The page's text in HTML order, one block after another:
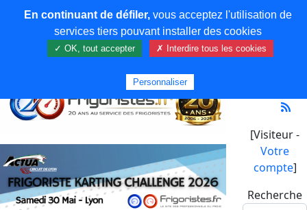
[Visiteur -
Votre
compte]
Recherche
En continuant de défiler,vous acceptez l'utilisation de
services tiers pouvant installer des cookies
✓ OK, tout accepter ✗ Interdire tous les cookies
Personnaliser